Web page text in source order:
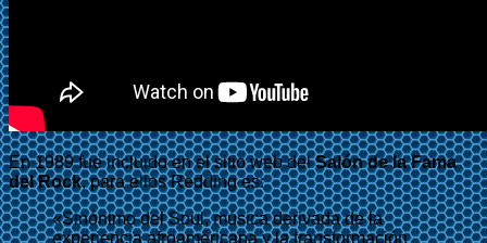
En 1989 fue incluido en el sitio web delSalón de la Fama
del Rock, para ellos Redding es:
«Sinónimo del Soul, música derivada de la
experiencia afroaméricana y la transformación